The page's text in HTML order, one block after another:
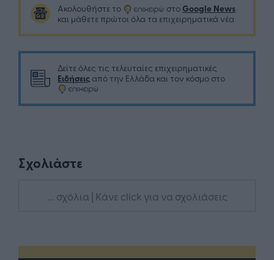
Ακολουθήστε το στο Google News
και μάθετε πρώτοι όλα τα επιχειρηματικά νέα
Δείτε όλες τις τελευταίες επιχειρηματικές
Ειδήσεις από την Ελλάδα και τον κόσμο στο
Σχολιάστε
... σχόλια | Κάνε click για να σχολιάσεις